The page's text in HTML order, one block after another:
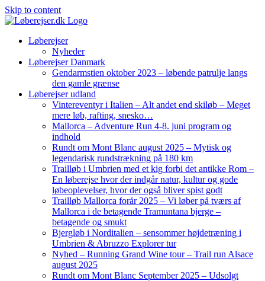
Skip to content
Løberejser
Nyheder
Løberejser Danmark
Gendarmstien oktober 2023 – løbende patrulje langs
den gamle grænse
Løberejser udland
Vintereventyr i Italien – Alt andet end skiløb – Meget
mere løb, rafting, snesko…
Mallorca – Adventure Run 4-8. juni program og
indhold
Rundt om Mont Blanc august 2025 – Mytisk og
legendarisk rundstrækning på 180 km
Trailløb i Umbrien med et kig forbi det antikke Rom –
En løberejse hvor der indgår natur, kultur og gode
løbeoplevelser, hvor der også bliver spist godt
Trailløb Mallorca forår 2025 – Vi løber på tværs af
Mallorca i de betagende Tramuntana bjerge –
betagende og smukt
Bjergløb i Norditalien – sensommer højdetræning i
Umbrien & Abruzzo Explorer tur
Nyhed – Running Grand Wine tour – Trail run Alsace
august 2025
Rundt om Mont Blanc September 2025 – Udsolgt